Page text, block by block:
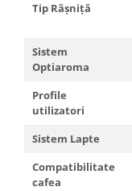
Tip Râșniță
Sistem
Optiaroma
Profile
utilizatori
Sistem Lapte
Compatibilitate
cafea